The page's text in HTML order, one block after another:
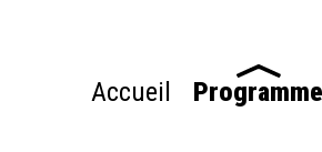
Accueil Programme